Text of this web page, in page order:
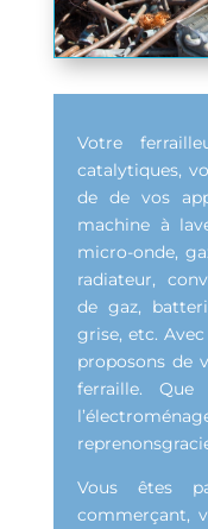
Votre
catalytiques,
de de vos
machine à
micro-onde,
radiateur,
de gaz,
grise, etc.
proposons de
ferraille.
Vous êtes
commerçant,